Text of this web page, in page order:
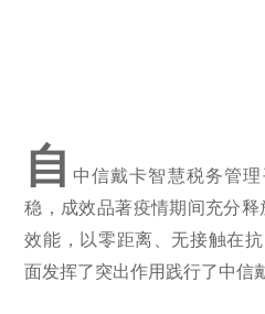
自 中信戴卡智慧税务管
稳，成效品著疫情期间充分释
效能，以零距离、无接触在
面发挥了突出作用践行了中信